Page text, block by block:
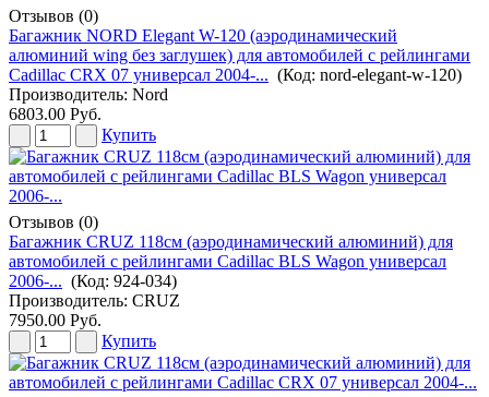
Отзывов (0)
Багажник NORD Elegant W-120 (аэродинамический
алюминий wing без заглушек) для автомобилей с рейлингами
Cadillac CRX 07 универсал 2004-... (Код: nord-elegant-w-120)
Производитель: Nord
6803.00 Руб.
Купить
Отзывов (0)
Багажник CRUZ 118см (аэродинамический алюминий) для
автомобилей с рейлингами Cadillac BLS Wagon универсал
2006-... (Код: 924-034)
Производитель: CRUZ
7950.00 Руб.
Купить